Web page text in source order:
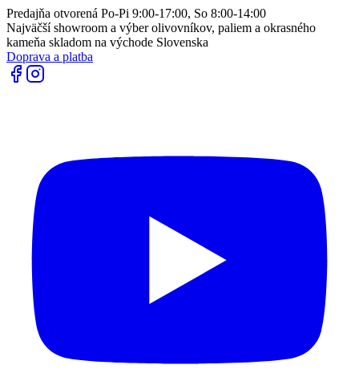
Predajňa otvorená Po-Pi 9:00-17:00, So 8:00-14:00
Najväčší showroom a výber olivovníkov, paliem a okrasného
kameňa skladom na východe Slovenska
Doprava a platba